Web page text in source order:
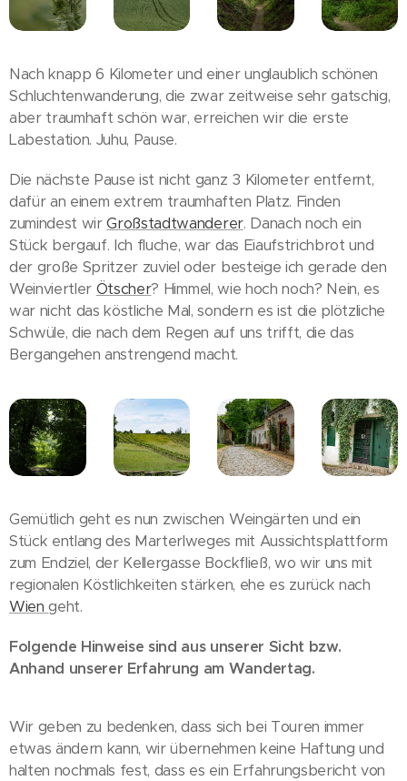
Nach knapp 6 Kilometer und einer unglaublich schönen
Schluchtenwanderung, die zwar zeitweise sehr gatschig,
aber traumhaft schön war, erreichen wir die erste
Labestation. Juhu, Pause.
Die nächste Pause ist nicht ganz 3 Kilometer entfernt,
dafür an einem extrem traumhaften Platz. Finden
zumindest wirGroßstadtwanderer. Danach noch ein
Stück bergauf. Ich fluche, war das Eiaufstrichbrot und
der große Spritzer zuviel oder besteige ich gerade den
Weinviertler Ötscher? Himmel, wie hoch noch? Nein, es
war nicht das köstliche Mal, sondern es ist die plötzliche
Schwüle, die nach dem Regen auf uns trifft, die das
Bergangehen anstrengend macht.
Gemütlich geht es nun zwischen Weingärten und ein
Stück entlang des Marterlweges mit Aussichtsplattform
zum Endziel, der Kellergasse Bockfließ, wo wir uns mit
regionalen Köstlichkeiten stärken, ehe es zurück nach
Wiengeht.
Folgende Hinweise sind aus unserer Sicht bzw.
Anhand unserer Erfahrung am Wandertag.
Wir geben zu bedenken, dass sich bei Touren immer
etwas ändern kann, wir übernehmen keine Haftung und
halten nochmals fest, dass es ein Erfahrungsbericht von